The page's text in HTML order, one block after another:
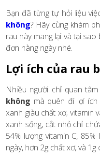
Bạn đã từng tự hỏi liệu
không? Hãy cùng khám
rau này mang lại và tại
đơn hàng ngày nhé.
Lợi ích của rau
Nhiều người chỉ quan tâm
không mà quên đi lợi
xanh giàu chất xơ, vitamin
xanh sống, cắt nhỏ chỉ
54% lượng vitamin C,
ngày, hơn 2g chất xơ, và 1g